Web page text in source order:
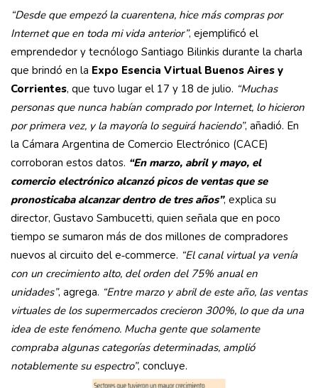
“Desde que empezó la cuarentena, hice más compras por
Internet que en toda mi vida anterior”, ejemplificó el
emprendedor y tecnólogo Santiago Bilinkis durante la charla
que brindó en la Expo Esencia Virtual Buenos Aires y
Corrientes, que tuvo lugar el 17 y 18 de julio. “Muchas
personas que nunca habían comprado por Internet, lo hicieron
por primera vez, y la mayoría lo seguirá haciendo”, añadió. En
la Cámara Argentina de Comercio Electrónico (CACE)
corroboran estos datos. “En marzo, abril y mayo, el
comercio electrónico alcanzó picos de ventas que se
pronosticaba alcanzar dentro de tres años”, explica su
director, Gustavo Sambucetti, quien señala que en poco
tiempo se sumaron más de dos millones de compradores
nuevos al circuito del e‑commerce. “El canal virtual ya venía
con un crecimiento alto, del orden del 75% anual en
unidades”, agrega. “Entre marzo y abril de este año, las ventas
virtuales de los supermercados crecieron 300%, lo que da una
idea de este fenómeno. Mucha gente que solamente
compraba algunas categorías determinadas, amplió
notablemente su espectro”, concluye.